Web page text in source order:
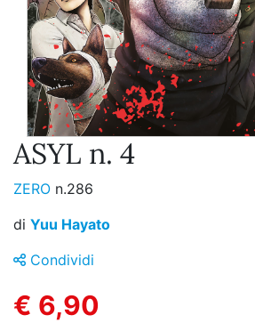
ASYL n. 4
ZERO n.286
di Yuu Hayato
Condividi
€ 6,90